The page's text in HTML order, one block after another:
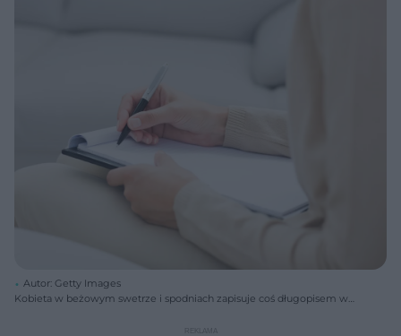
Autor: Getty Images
Kobieta w beżowym swetrze i spodniach zapisuje coś długopisem w
porady psychologiczne i walkę ze stresem, o czym przeczytasz więcej